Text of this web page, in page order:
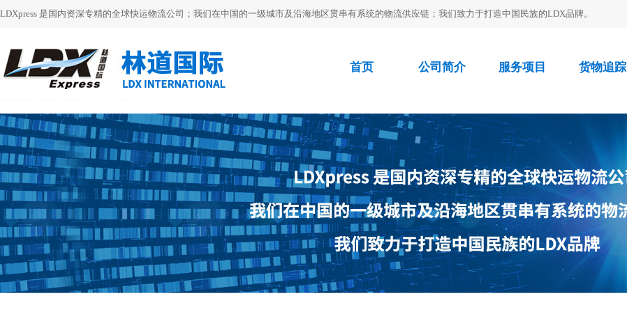
LDXpress 是国内资深专精的全球快运物流公司；我们在中国的一级城市及沿海地区贯串有系统的物流供应链；我们致力于打造中国民族的LDX品牌。
首页 公司简介 服务项目 货物追踪